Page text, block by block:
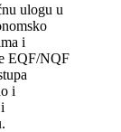
ulogu u
i
EQF/NQF
i